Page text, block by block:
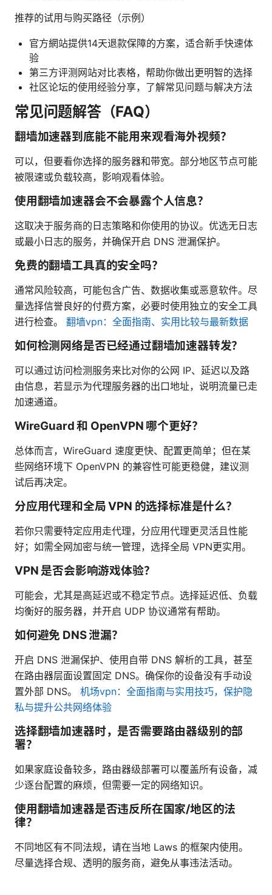
推荐的试用与购买路径（示例）
官方網站提供14天退款保障的方案，适合新手快速体
验
第三方评测网站对比表格，帮助你做出更明智的选择
社区论坛的使用经验分享，了解常见问题与解决方法
常见问题解答（FAQ）
翻墙加速器到底能不能用来观看海外视频？
可以，但要看你选择的服务器和带宽。部分地区节点可能
被限速或负载较高，影响观看体验。
使用翻墙加速器会不会暴露个人信息？
这取决于服务商的日志策略和你使用的协议。优选无日志
或最小日志的服务，并确保开启 DNS 泄漏保护。
免费的翻墙工具真的安全吗？
通常风险较高，可能包含广告、数据收集或恶意软件。尽
量选择信誉良好的付费方案，必要时使用独立的安全工具
进行检查。 翻墙vpn：全面指南、实用比较与最新数据
如何检测网络是否已经通过翻墙加速器转发？
可以通过访问检测服务来比对你的公网 IP、延迟以及路
由信息，若显示为代理服务器的出口地址，说明流量已走
加速通道。
WireGuard 和 OpenVPN 哪个更好？
总体而言，WireGuard 速度更快、配置更简单；但在某
些网络环境下 OpenVPN 的兼容性可能更稳健，建议测
试后再决定。
分应用代理和全局 VPN 的选择标准是什么？
若你只需要特定应用走代理，分应用代理更灵活且性能
好；如需全网加密与统一管理，选择全局 VPN更实用。
VPN 是否会影响游戏体验？
可能会，尤其是高延迟或不稳定节点。选择延迟低、负载
均衡好的服务器，并开启 UDP 协议通常有帮助。
如何避免 DNS 泄漏？
开启 DNS 泄漏保护、使用自带 DNS 解析的工具，甚至
在路由器层面设置固定 DNS。确保你的设备没有手动设
置外部 DNS。 机场vpn：全面指南与实用技巧，保护隐
私与提升公共网络体验
选择翻墙加速器时，是否需要路由器级别的部
署？
如果家庭设备较多，路由器级部署可以覆盖所有设备，减
少逐台配置的麻烦，但需要一定的网络知识。
使用翻墙加速器是否违反所在国家/地区的法
律？
不同地区有不同法规，请在当地 Laws 的框架内使用。
尽量选择合规、透明的服务商，避免从事违法活动。